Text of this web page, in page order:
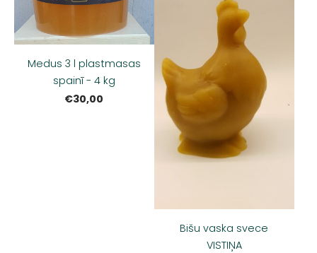
Medus 3 l plastmasas
spainī - 4 kg
€30,00
Bišu vaska svece
VISTIŅA